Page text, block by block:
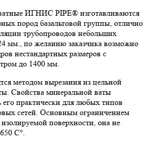
ИГНИС PIPE® изготавливаются
пород базальтовой группы, отлично
трубопроводов небольших
мм., по желанию заказчика возможно
нестандартных размеров с
до 1400 мм.
методом вырезания из цельной
Свойства минеральной ваты
практически для любых типов
сетей. Основным ограничением
изолируемой поверхности, она не
C°.